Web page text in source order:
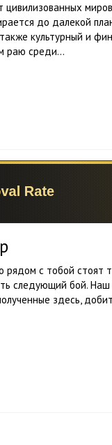
до далекой
культурный и
раю среди...
с тобой стоят
следующий бой.
здесь,